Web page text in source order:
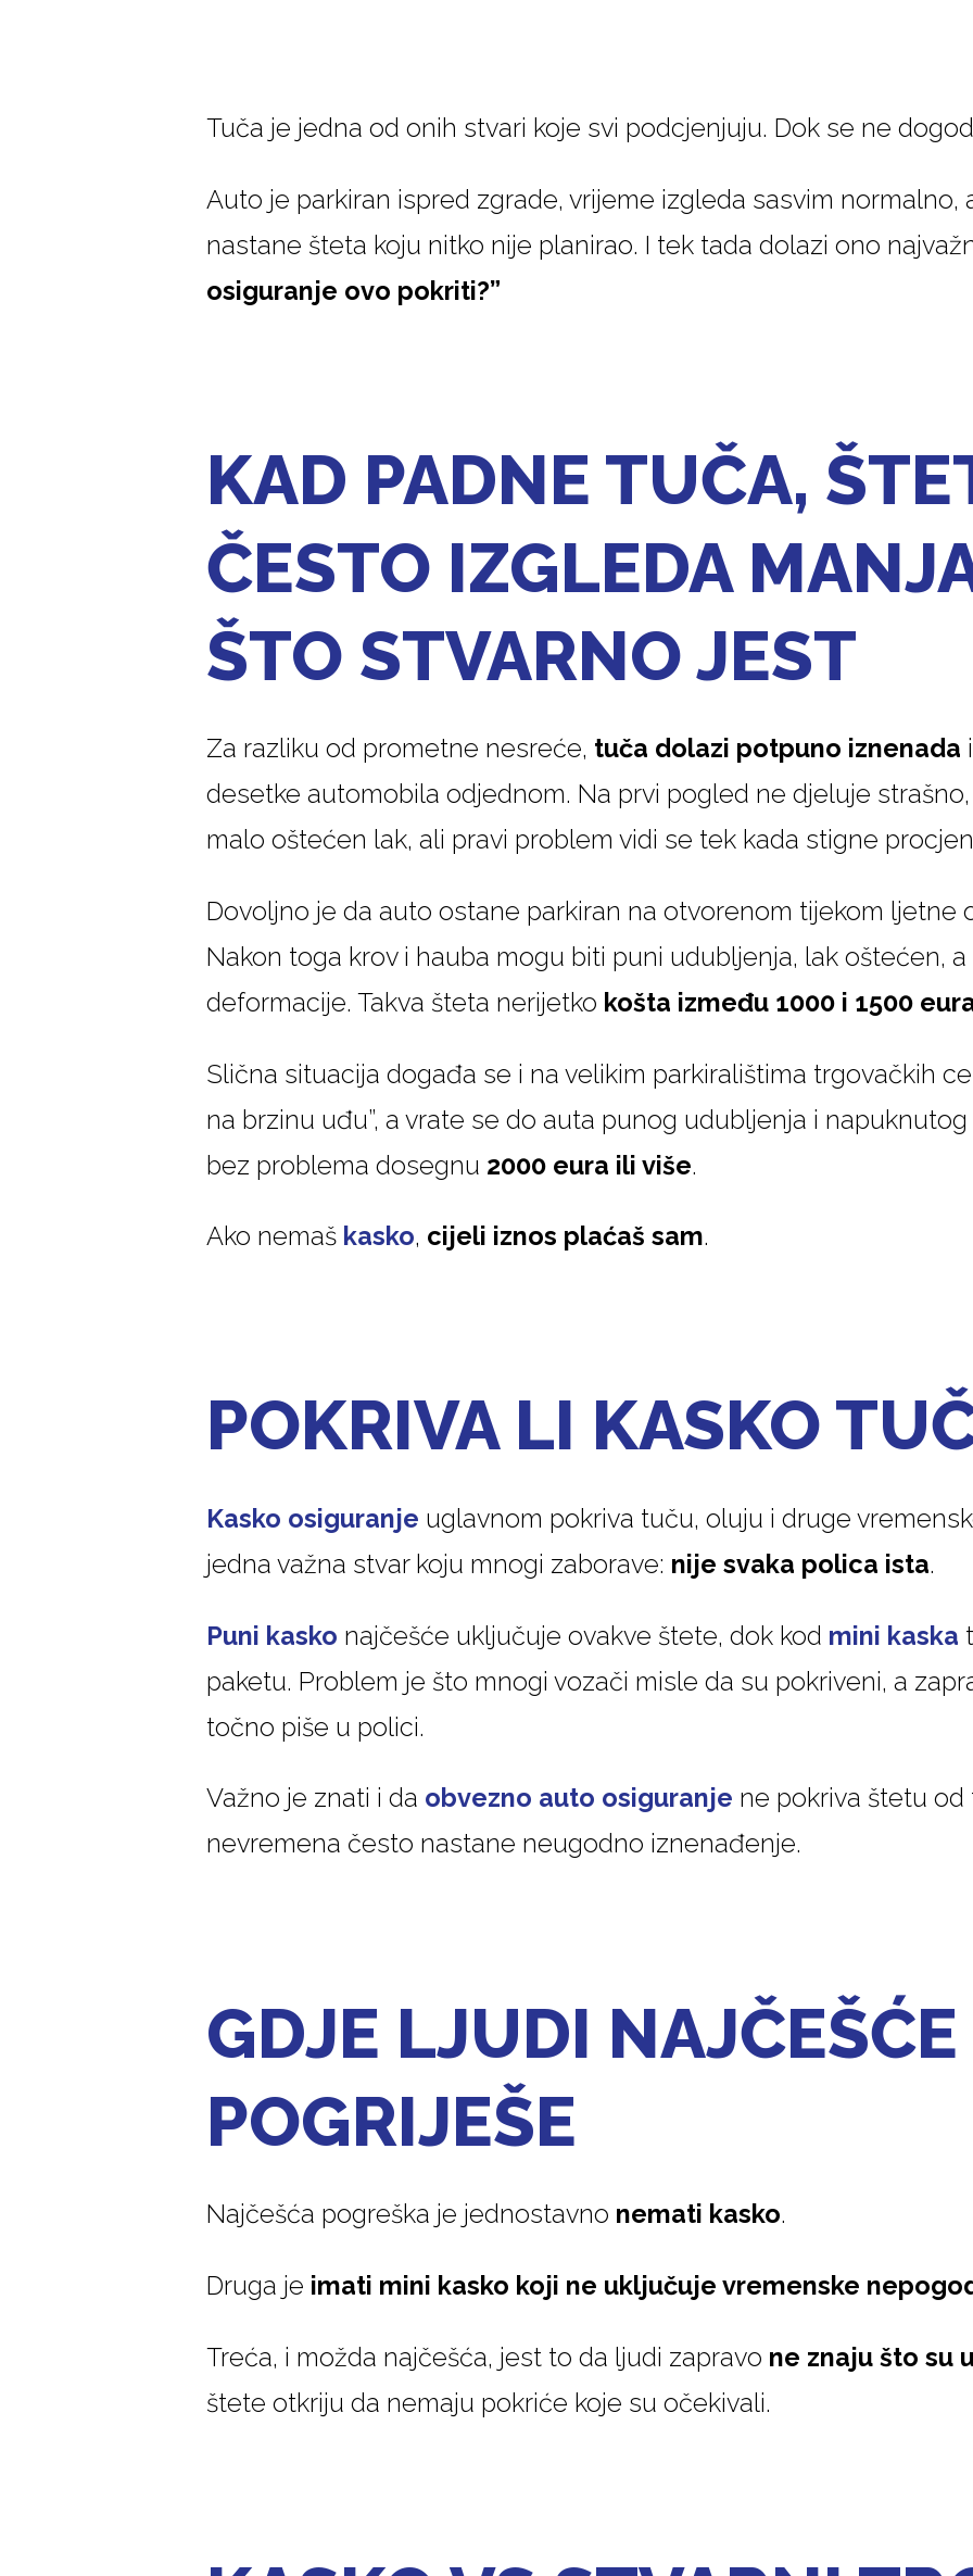
Tuča je jedna od onih stvari koje svi podcjenjuju. Dok se ne
Auto je parkiran ispred zgrade, vrijeme izgleda sasvim normalno,
nastane šteta koju nitko nije planirao. I tek tada dolazi ono
osiguranje ovo pokriti?”
KAD PADNE TUČA,
ČESTO IZGLEDA
ŠTO STVARNO JEST
Za razliku od prometne nesreće, tuča dolazi potpuno iznenada
desetke automobila odjednom. Na prvi pogled ne djeluje
malo oštećen lak, ali pravi problem vidi se tek kada stigne
Dovoljno je da auto ostane parkiran na otvorenom tijekom ljetne
Nakon toga krov i hauba mogu biti puni udubljenja, lak oštećen,
deformacije. Takva šteta nerijetko košta između 1000 i 1500
Slična situacija događa se i na velikim parkiralištima trgovačkih
na brzinu uđu”, a vrate se do auta punog udubljenja i
bez problema dosegnu 2000 eura ili više.
Ako nemaš kasko, cijeli iznos plaćaš sam.
POKRIVA LI KASKO
Kasko osiguranje uglavnom pokriva tuču, oluju i druge
jedna važna stvar koju mnogi zaborave: nije svaka polica ista.
Puni kasko najčešće uključuje ovakve štete, dok kod mini kaska
paketu. Problem je što mnogi vozači misle da su pokriveni, a
točno piše u polici.
Važno je znati i da obvezno auto osiguranje ne pokriva štetu
nevremena često nastane neugodno iznenađenje.
GDJE LJUDI NAJČEŠĆE
POGRIJEŠE
Najčešća pogreška je jednostavno nemati kasko.
Druga je imati mini kasko koji ne uključuje vremenske
Treća, i možda najčešća, jest to da ljudi zapravo ne znaju što su
štete otkriju da nemaju pokriće koje su očekivali.